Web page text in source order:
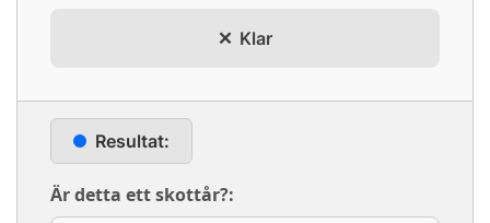
Klar
Resultat:
Är detta ett skottår?: